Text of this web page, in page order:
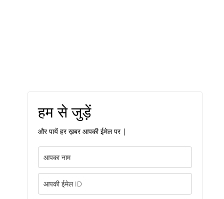
हम से जुड़ें
और पायें हर ख़बर आपकी ईमेल पर |